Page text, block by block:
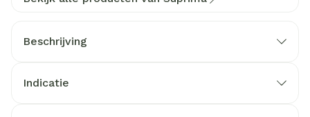
Beschrijving
Indicatie